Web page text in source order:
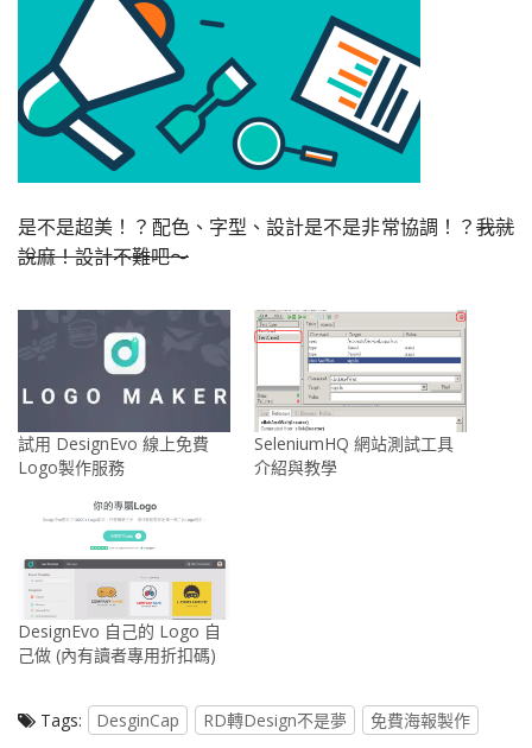
是不是超美！？配色、字型、設計是不是非常協調！？我就
說麻！設計不難吧～
試用 DesignEvo 線上免費
Logo製作服務
SeleniumHQ 網站測試工具
介紹與教學
DesignEvo 自己的 Logo 自
己做 (內有讀者專用折扣碼)
Tags: DesginCap RD轉Design不是夢 免費海報製作